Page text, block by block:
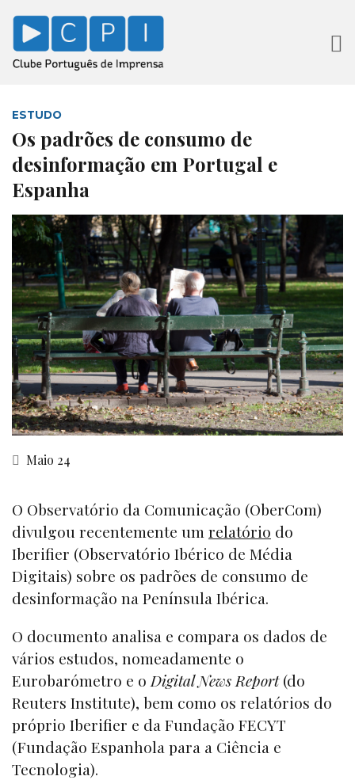
ESTUDO
Os padrões de consumo de
desinformação em Portugal e
Espanha
Maio 24
O Observatório da Comunicação (OberCom)
divulgou recentemente umrelatório do
Iberifier (Observatório Ibérico de Média
Digitais) sobre os padrões de consumo de
desinformação na Península Ibérica.
O documento analisa e compara os dados de
vários estudos, nomeadamente o
Eurobarómetro e o Digital News Report(do
Reuters Institute), bem como os relatórios do
próprio Iberifier e da Fundação FECYT
(Fundação Espanhola para a Ciência e
Tecnologia).